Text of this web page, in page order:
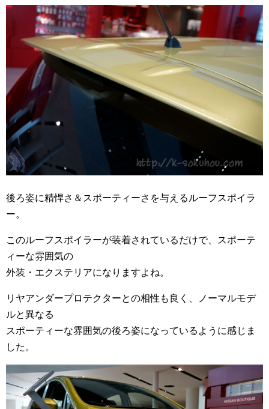
後ろ姿に精悍さ＆スポーティーさを与えるルーフスポイラ
ー。
このルーフスポイラーが装着されているだけで、スポーテ
ィーな雰囲気の
外装・エクステリアになりますよね。
リヤアンダープロテクターとの相性も良く、ノーマルモデ
ルと異なる
スポーティーな雰囲気の後ろ姿になっているように感じま
した。